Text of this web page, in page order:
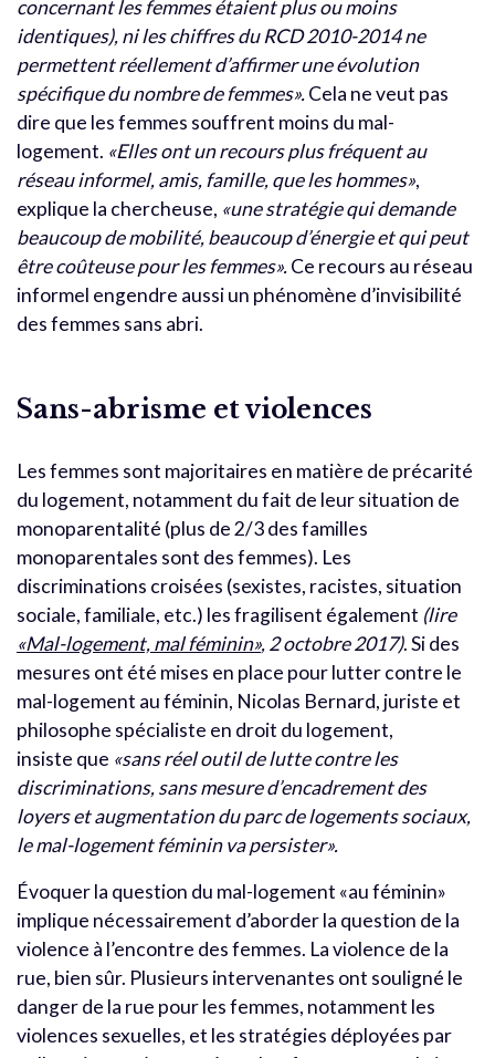
concernant les femmes étaient plus ou moins
identiques), ni les chiffres du RCD 2010-2014 ne
permettent réellement d’affirmer une évolution
spécifique du nombre de femmes».Cela ne veut pas
dire que les femmes souffrent moins du mal-
logement. «Elles ont un recours plus fréquent au
réseau informel, amis, famille, que les hommes»,
explique la chercheuse, «une stratégie qui demande
beaucoup de mobilité, beaucoup d’énergie et qui peut
être coûteuse pour les femmes».Ce recours au réseau
informel engendre aussi un phénomène d’invisibilité
des femmes sans abri.
Sans-abrisme et violences
Les femmes sont majoritaires en matière de précarité
du logement, notamment du fait de leur situation de
monoparentalité (plus de 2/3 des familles
monoparentales sont des femmes). Les
discriminations croisées (sexistes, racistes, situation
sociale, familiale, etc.) les fragilisent également (lire
«Mal-logement, mal féminin», 2 octobre 2017). Si des
mesures ont été mises en place pour lutter contre le
mal-logement au féminin, Nicolas Bernard, juriste et
philosophe spécialiste en droit du logement,
insiste que «sans réel outil de lutte contre les
discriminations, sans mesure d’encadrement des
loyers et augmentation du parc de logements sociaux,
le mal-logement féminin va persister».
Évoquer la question du mal-logement «au féminin»
implique nécessairement d’aborder la question de la
violence à l’encontre des femmes. La violence de la
rue, bien sûr. Plusieurs intervenantes ont souligné le
danger de la rue pour les femmes, notamment les
violences sexuelles, et les stratégies déployées par